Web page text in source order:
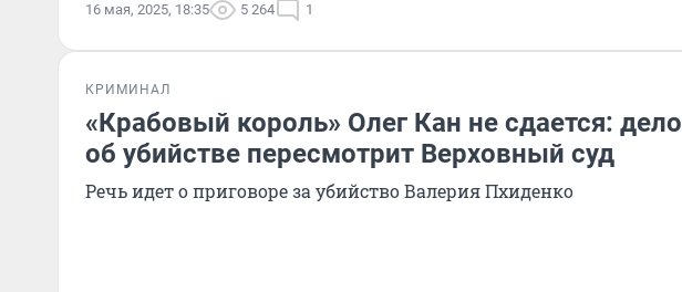
16 мая, 2025, 18:35 5 264 1
КРИМИНАЛ
«Крабовый король» Олег Кан не сдается: дело
об убийстве пересмотрит Верховный суд
Речь идет о приговоре за убийство Валерия Пхиденко